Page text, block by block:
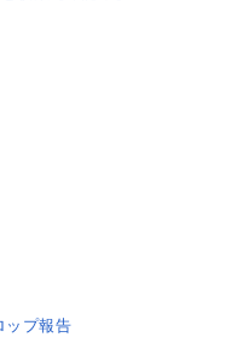
ップ報告